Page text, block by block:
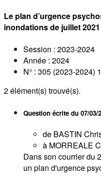
Le plan d’urgence
inondations de juillet
Session : 2023-2024
Année : 2024
N° : 305 (2023-2024) 1
2élément(s) trouvé(s).
Question écrite du 07/03/
de BASTIN
à MORREALE
Dans son courrier du
un plan d'urgence